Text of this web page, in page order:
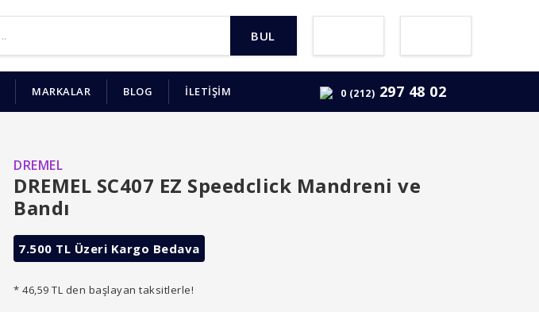
BUL
MARKALAR BLOG İLETİŞİM 0 (212) 297 48 02
DREMEL
DREMEL SC407 EZ Speedclick Mandreni ve
Bandı
7.500 TL Üzeri Kargo Bedava
* 46,59 TL den başlayan taksitlerle!